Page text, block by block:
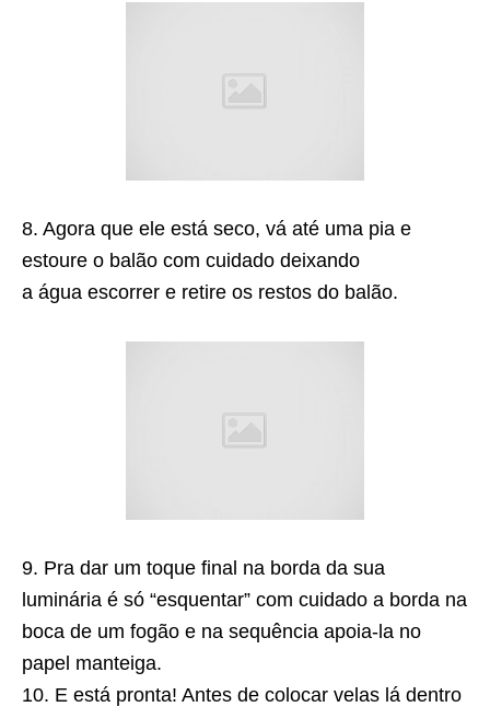
8. Agora que ele está seco, vá até uma pia e
estoure o balão com cuidado deixando
a água escorrer e retire os restos do balão.
9. Pra dar um toque final na borda da sua
luminária é só “esquentar” com cuidado a borda na
boca de um fogão e na sequência apoia-la no
papel manteiga.
10. E está pronta! Antes de colocar velas lá dentro